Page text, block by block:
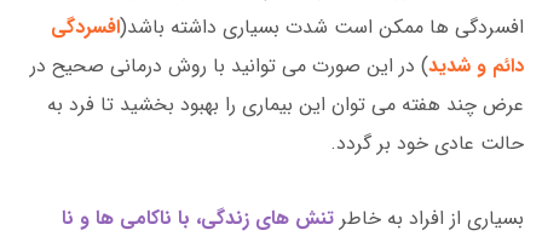
افسردگی ها ممکن است شدت بسیاری داشته باشد(افسردگی
دائم و شدید) در این صورت می توانید با روش درمانی صحیح در
عرض چند هفته می توان این بیماری را بهبود بخشید تا فرد به
حالت عادی خود بر گردد.
بسیاری از افراد به خاطر تنش های زندگی، با ناکامی ها و نا